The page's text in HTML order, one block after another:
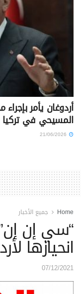
أردوغان يأمر
المسيحي في تركيا
Home جميع الأخبار
“سي إن
انحيازها
07/12/2021